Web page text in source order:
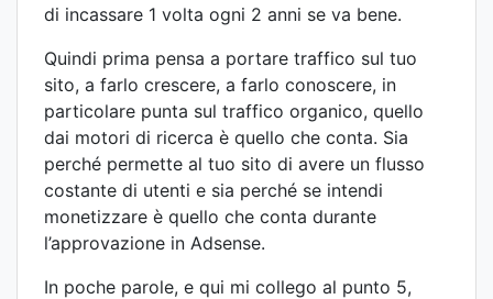
di incassare 1 volta ogni 2 anni se va bene.
Quindi prima pensa a portare traffico sul tuo
sito, a farlo crescere, a farlo conoscere, in
particolare punta sul traffico organico, quello
dai motori di ricerca è quello che conta. Sia
perché permette al tuo sito di avere un flusso
costante di utenti e sia perché se intendi
monetizzare è quello che conta durante
l’approvazione in Adsense.
In poche parole, e qui mi collego al punto 5,